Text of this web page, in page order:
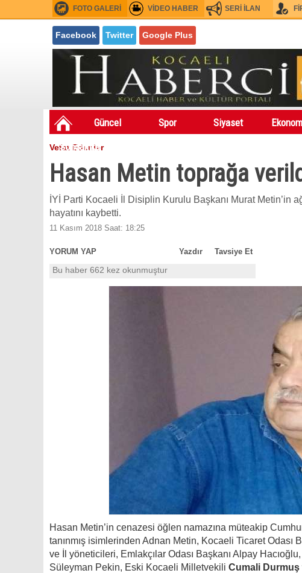
FOTO GALERİ VİDEO HABER SERİ İLAN
Facebook Twitter Google Plus
Güncel Spor Siyaset
Sondakıka
Vefat Edenler
Hasan Metin toprağa
İYİ Parti Kocaeli İl Disiplin Kurulu Başkanı Murat Metin’in
hayatını kaybetti.
11 Kasım 2018 Saat: 18:25
YORUM YAP Tavsiye Et
Yazdır
Bu haber 662 kez okunmuştur
Hasan Metin’in cenazesi öğlen namazına müteakip
tanınmış isimlerinden Adnan Metin, Kocaeli Ticaret Odası
ve İl yöneticileri, Emlakçılar Odası Başkanı Alpay
Süleyman Pekin, Eski Kocaeli Milletvekili Cumali Durmuş